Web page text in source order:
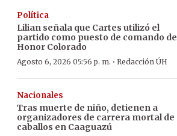
Política
Lilian señala que Cartes utilizó el
partido como puesto de comando de
Honor Colorado
Agosto 6, 2026 05:56 p. m. · Redacción ÚH
Nacionales
Tras muerte de niño, detienen a
organizadores de carrera mortal de
caballos en Caaguazú